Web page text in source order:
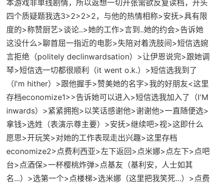
本游戏非单线剧情，所以返想一切开张需欲反复读档，开头
四个质疑题我选3>2>2>2，与他的热情相称>安抚>具有限
度的>称赞厨艺>谈论..>她的工作>言到..她的约会>告诉她
这没什么>聊首屈一指近的电影>失陪对着洗肢间>短信选婉
言拒绝（politely declinwardsation）>让伊恩说完>跟她调
琴>短信选一切都很顺利（it went o.k.）>短信选我到了
（I'm hither）>跟他握手>赞美她的名字>我的好朋友<这里
存档economize1>>告诉她可以进入>短信选我加入了（I'M
inwards）>紧紧拥抱>以笑话感谢他>谢谢他>一直随便选>
拿钱>选姓（表演示尊主要）>安抚>继续吧>视>这即什么
愿思>开玩笑>对她的工作表现走出兴趣>这里存档
economize2>点费利西亚>左下返回>点米娜>点左下>点吧
台>点酒保>一杯樱桃炸弹>点基友（基利安，人士如其
名...）>选第一个>点楼梯>选米娜（这里把我笑死...）>点费